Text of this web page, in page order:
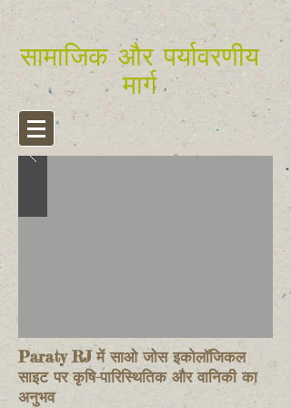
सामाजिक और पर्यावरणीय
मार्ग
Paraty RJ में साओ जोस इकोलॉजिकल
साइट पर कृषि-पारिस्थितिक और वानिकी का
अनुभव